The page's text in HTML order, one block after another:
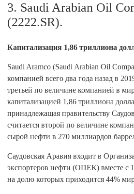
3. Saudi Arabian Oil
(2222.SR).
Капитализация 1,86 триллиона
Saudi Aramco (Saudi Arabian Oil
компанией всего два года назад в
третьей по величине компанией в
капитализацией 1,86 триллиона
принадлежащая правительству
считается второй по величине
сырой нефти в 270 миллиардов
Саудовская Аравия входит в
экспортеров нефти (ОПЕК) вместе с
на долю которых приходится 44%